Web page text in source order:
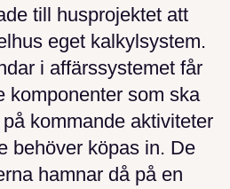
till husprojektet att
eget kalkylsystem.
i affärssystemet får
komponenter som ska
kommande aktiviteter
behöver köpas in. De
hamnar då på en